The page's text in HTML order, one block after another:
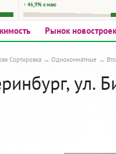
↑ 46,9% к маю
Рынок новостроек
Сортировка Однокомнатные
ул.